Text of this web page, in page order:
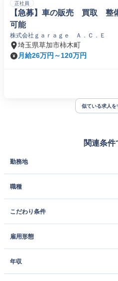
正社員
【急募】車の販売 買取
可能
株式会社ｇａｒａｇｅ Ａ．Ｃ．Ｅ
埼玉県草加市柿木町
月給26万円～120万円
似ている求人を
関連条件
勤務地
職種
こだわり条件
雇用形態
年収